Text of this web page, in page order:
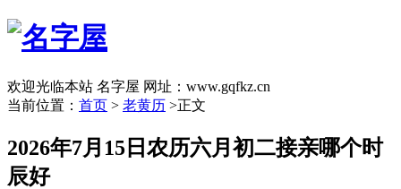
欢迎光临本站 名字屋 网址：www.gqfkz.cn
当前位置： 首页 > 老黄历 >正文
2026年7月15日农历六月初二接亲哪个时
辰好